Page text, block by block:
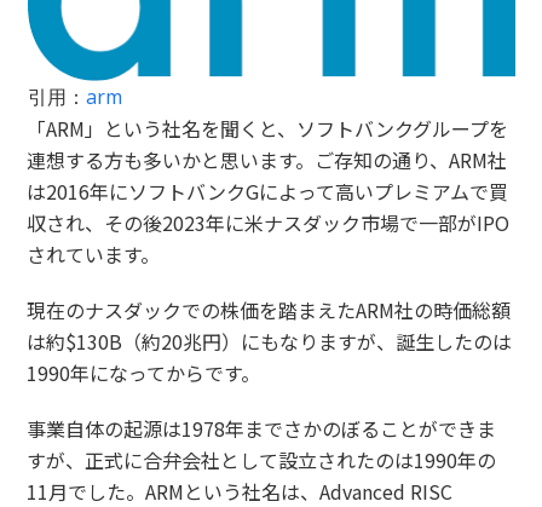
引用： arm
「ARM」という社名を聞くと、ソフトバンクグループを
連想する方も多いかと思います。ご存知の通り、ARM社
は2016年にソフトバンクGによって高いプレミアムで買
収され、その後2023年に米ナスダック市場で一部がIPO
されています。
現在のナスダックでの株価を踏まえたARM社の時価総額
は約$130B（約20兆円）にもなりますが、誕生したのは
1990年になってからです。
事業自体の起源は1978年までさかのぼることができま
すが、正式に合弁会社として設立されたのは1990年の
11月でした。ARMという社名は、Advanced RISC